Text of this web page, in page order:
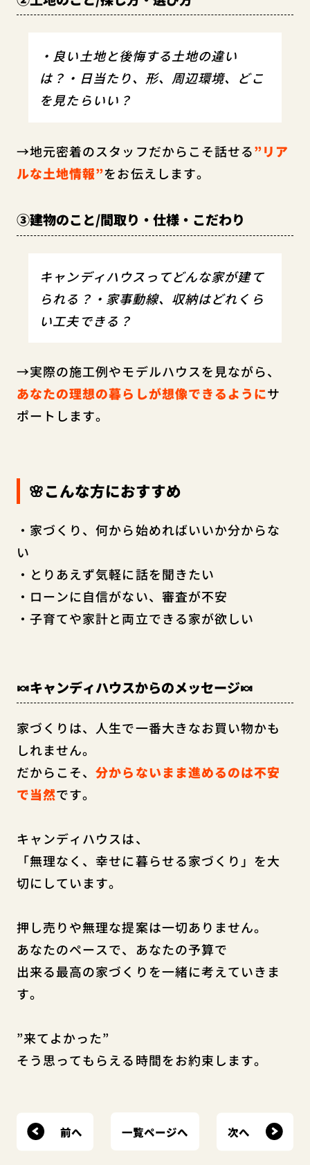
・良い土地と後悔する土地の違い
は？・日当たり、形、周辺環境、どこ
を見たらいい？
→地元密着のスタッフだからこそ話せる”リア
ルな土地情報”をお伝えします。
③建物のこと/間取り・仕様・こだわり
キャンディハウスってどんな家が建て
られる？・家事動線、収納はどれくら
い工夫できる？
→実際の施工例やモデルハウスを見ながら、
あなたの理想の暮らしが想像できるようにサ
ポートします。
🌸こんな方におすすめ
・家づくり、何から始めればいいか分からな
い
・とりあえず気軽に話を聞きたい
・ローンに自信がない、審査が不安
・子育てや家計と両立できる家が欲しい
🍬キャンディハウスからのメッセージ🍬
家づくりは、人生で一番大きなお買い物かも
しれません。
だからこそ、分からないまま進めるのは不安
で当然です。
キャンディハウスは、
「無理なく、幸せに暮らせる家づくり」を大
切にしています。
押し売りや無理な提案は一切ありません。
あなたのペースで、あなたの予算で
出来る最高の家づくりを一緒に考えていきま
す。
”来てよかった”
そう思ってもらえる時間をお約束します。
前へ 一覧ページへ 次へ